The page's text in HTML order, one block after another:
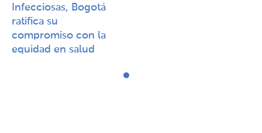
Infecciosas, Bogotá
ratifica su
compromiso con la
equidad en salud